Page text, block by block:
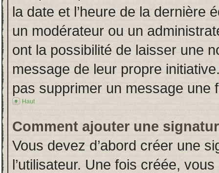
la date et l’heure de la dernière
un modérateur ou un
ont la possibilité de laisser une
message de leur propre
pas supprimer un message une
Haut
Comment ajouter une
Vous devez d’abord créer une
l’utilisateur. Une fois créée,